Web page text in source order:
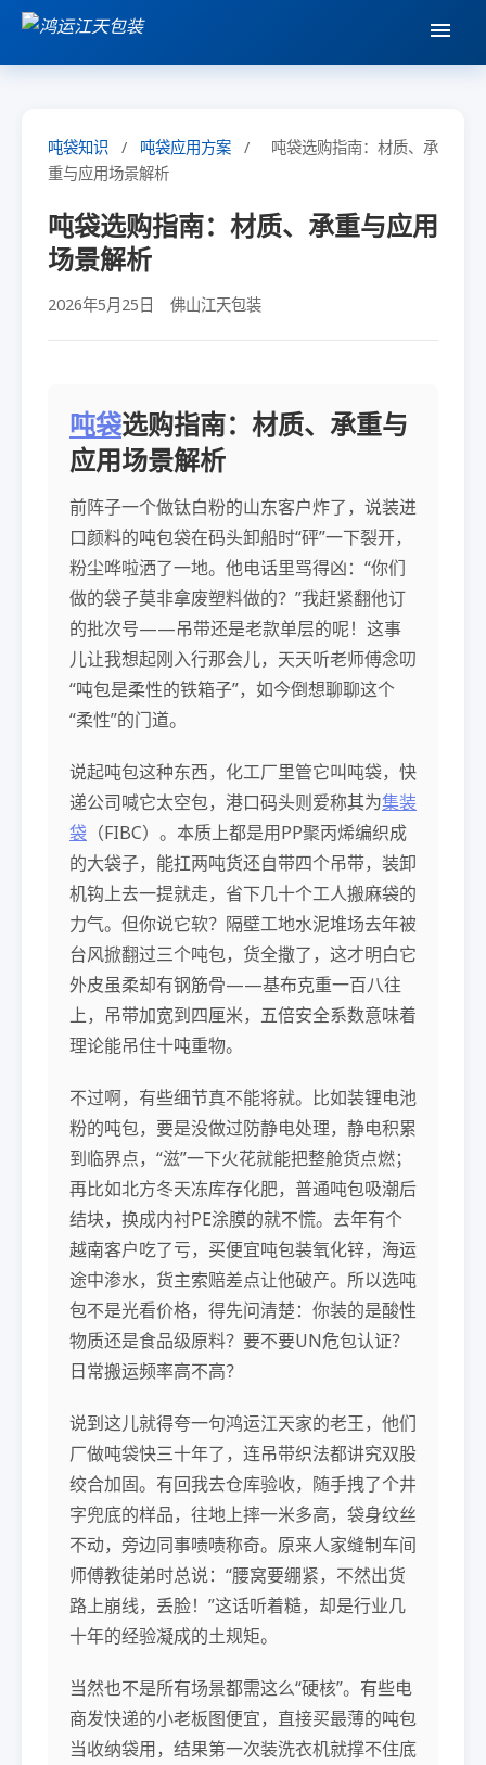
吨袋知识 / 吨袋应用方案 /
吨袋选购指南：材质、承
重与应用场景解析
吨袋选购指南：材质、承重与应用
场景解析
2026年5月25日 佛山江天包装
吨袋选购指南：材质、承重与
应用场景解析
前阵子一个做钛白粉的山东客户炸了，说装进
口颜料的吨包袋在码头卸船时“砰”一下裂开，
粉尘哗啦洒了一地。他电话里骂得凶：“你们
做的袋子莫非拿废塑料做的？”我赶紧翻他订
的批次号——吊带还是老款单层的呢！这事
儿让我想起刚入行那会儿，天天听老师傅念叨
“吨包是柔性的铁箱子”，如今倒想聊聊这个
“柔性”的门道。
说起吨包这种东西，化工厂里管它叫吨袋，快
递公司喊它太空包，港口码头则爱称其为集装
袋 （FIBC）。本质上都是用PP聚丙烯编织成
的大袋子，能扛两吨货还自带四个吊带，装卸
机钩上去一提就走，省下几十个工人搬麻袋的
力气。但你说它软？隔壁工地水泥堆场去年被
台风掀翻过三个吨包，货全撒了，这才明白它
外皮虽柔却有钢筋骨——基布克重一百八往
上，吊带加宽到四厘米，五倍安全系数意味着
理论能吊住十吨重物。
不过啊，有些细节真不能将就。比如装锂电池
粉的吨包，要是没做过防静电处理，静电积累
到临界点，“滋”一下火花就能把整舱货点燃；
再比如北方冬天冻库存化肥，普通吨包吸潮后
结块，换成内衬PE涂膜的就不慌。去年有个
越南客户吃了亏，买便宜吨包装氧化锌，海运
途中渗水，货主索赔差点让他破产。所以选吨
包不是光看价格，得先问清楚：你装的是酸性
物质还是食品级原料？要不要UN危包认证？
日常搬运频率高不高？
说到这儿就得夸一句鸿运江天家的老王，他们
厂做吨袋快三十年了，连吊带织法都讲究双股
绞合加固。有回我去仓库验收，随手拽了个井
字兜底的样品，往地上摔一米多高，袋身纹丝
不动，旁边同事啧啧称奇。原来人家缝制车间
师傅教徒弟时总说：“腰窝要绷紧，不然出货
路上崩线，丢脸！”这话听着糙，却是行业几
十年的经验凝成的土规矩。
当然也不是所有场景都需这么“硬核”。有些电
商发快递的小老板图便宜，直接买最薄的吨包
当收纳袋用，结果第一次装洗衣机就撑不住底